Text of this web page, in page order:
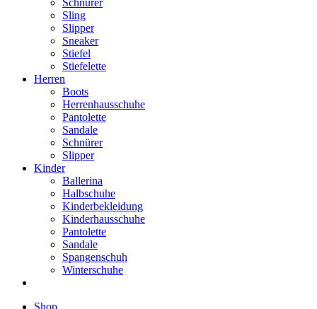
Sling
Slipper
Sneaker
Stiefel
Stiefelette
Herren
Boots
Herrenhausschuhe
Pantolette
Sandale
Schnürer
Slipper
Kinder
Ballerina
Halbschuhe
Kinderbekleidung
Kinderhausschuhe
Pantolette
Sandale
Spangenschuh
Winterschuhe
Shop